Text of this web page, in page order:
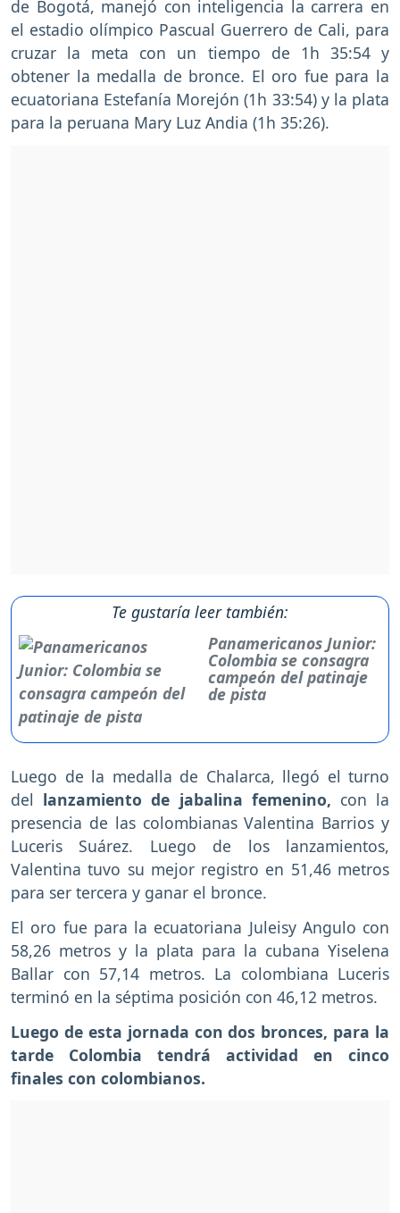
de Bogotá, manejó con inteligencia la carrera en
el estadio olímpico Pascual Guerrero de Cali, para
cruzar la meta con un tiempo de 1h 35:54 y
obtener la medalla de bronce. El oro fue para la
ecuatoriana Estefanía Morejón (1h 33:54) y la plata
para la peruana Mary Luz Andia (1h 35:26).
Te gustaría leer también:
Panamericanos Junior:
Colombia se consagra
campeón del patinaje
de pista
Luego de la medalla de Chalarca, llegó el turno
del lanzamiento de jabalina femenino, con la
presencia de las colombianas Valentina Barrios y
Luceris Suárez. Luego de los lanzamientos,
Valentina tuvo su mejor registro en 51,46 metros
para ser tercera y ganar el bronce.
El oro fue para la ecuatoriana Juleisy Angulo con
58,26 metros y la plata para la cubana Yiselena
Ballar con 57,14 metros. La colombiana Luceris
terminó en la séptima posición con 46,12 metros.
Luego de esta jornada con dos bronces, para la
tarde Colombia tendrá actividad en cinco
finales con colombianos.